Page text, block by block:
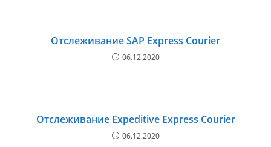
Отслеживание SAP Express Courier
06.12.2020
Отслеживание Expeditive Express Courier
06.12.2020